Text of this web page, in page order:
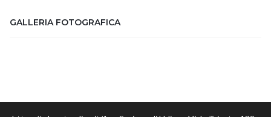
GALLERIA FOTOGRAFICA